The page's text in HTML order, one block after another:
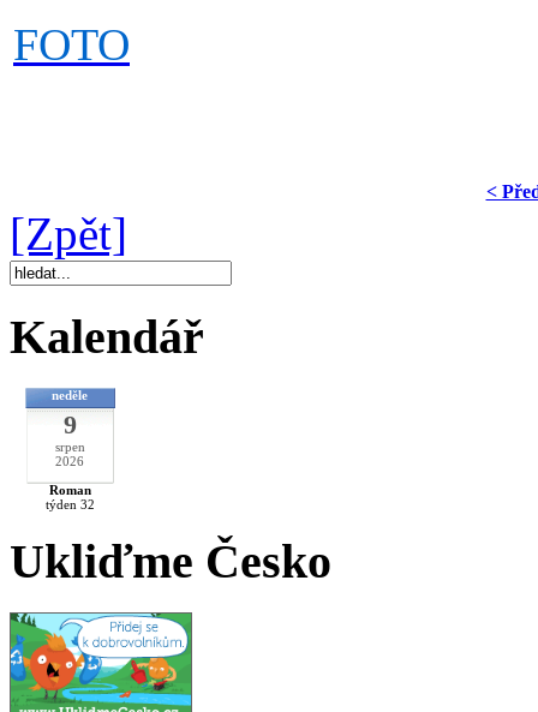
FOTO
<
[Zpět]
Kalendář
neděle
9
srpen
2026
Roman
týden 32
Ukliďme Česko